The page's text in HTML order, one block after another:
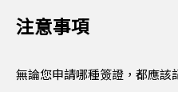
注意事項
無論您申請哪種簽證，都應該